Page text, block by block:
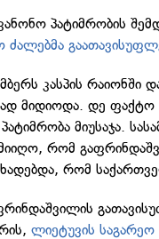
პატიმრობის
ძალებმა
კასპის რაიონში
მიდიოდა. დე
მიუსაჯა.
რომ
რომ
ლიეტუვის საგარეო